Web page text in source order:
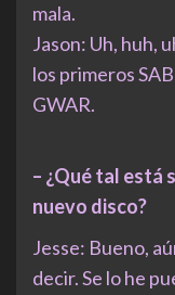
mala.
Jason: Uh, huh,
los primeros
GWAR.
– ¿Qué tal está
nuevo disco?
Jesse: Bueno,
decir. Se lo he